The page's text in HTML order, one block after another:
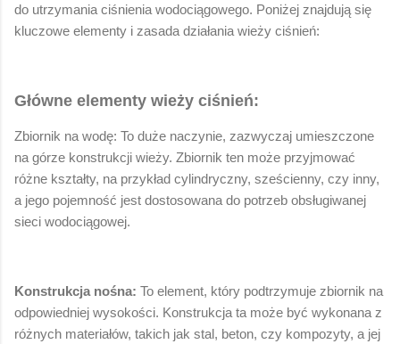
do utrzymania ciśnienia wodociągowego. Poniżej znajdują się
kluczowe elementy i zasada działania wieży ciśnień:
Główne elementy wieży ciśnień:
Zbiornik na wodę: To duże naczynie, zazwyczaj umieszczone
na górze konstrukcji wieży. Zbiornik ten może przyjmować
różne kształty, na przykład cylindryczny, sześcienny, czy inny,
a jego pojemność jest dostosowana do potrzeb obsługiwanej
sieci wodociągowej.
Konstrukcja nośna: To element, który podtrzymuje zbiornik na
odpowiedniej wysokości. Konstrukcja ta może być wykonana z
różnych materiałów, takich jak stal, beton, czy kompozyty, a jej